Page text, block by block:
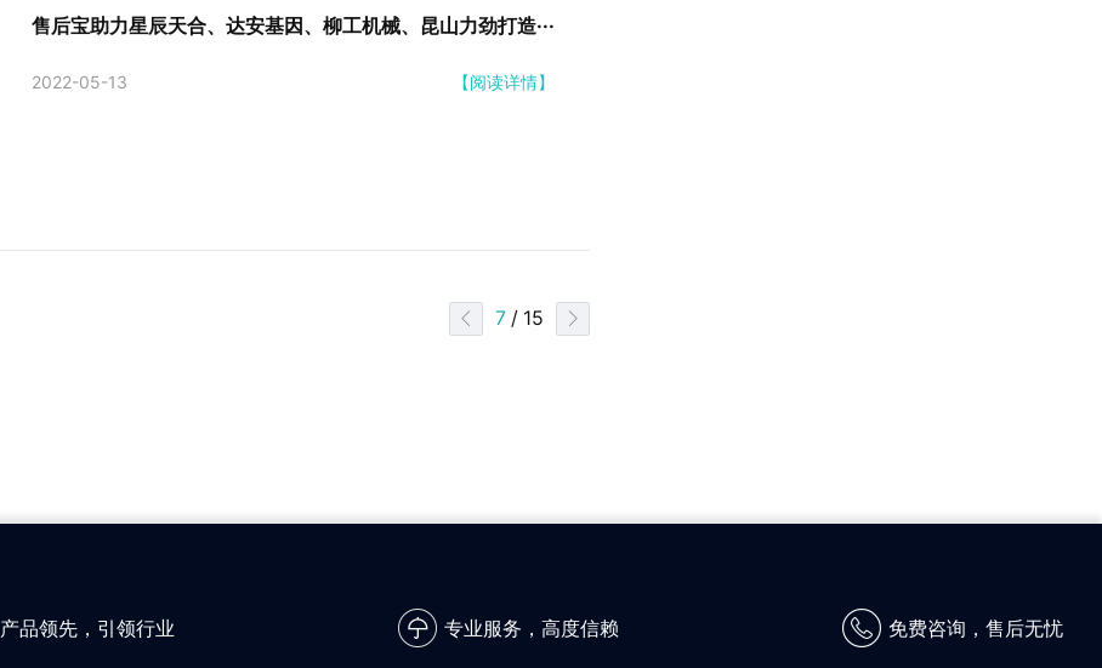
售后宝助力星辰天合、达安基因、柳工机械、昆山力劲打造···
2022-05-13 【阅读详情】
7 / 15
产品领先，引领行业 专业服务，高度信赖 免费咨询，售后无忧